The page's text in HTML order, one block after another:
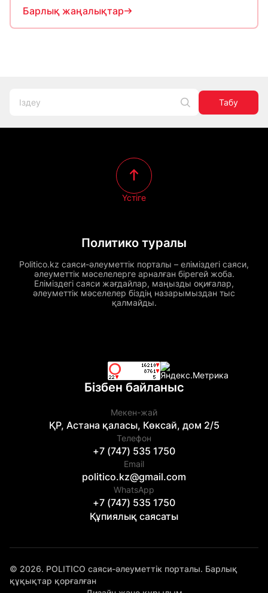
Барлық жаңалықтар
Табу
Политико туралы
Politico.kz саяси-әлеуметтік порталы – еліміздегі саяси,
әлеуметтік мәселелерге арналған бірегей жоба.
Еліміздегі саяси жағдайлар, маңызды оқиғалар,
әлеуметтік мәселелер біздің назарымыздан тыс
қалмайды.
Үстіге
Бізбен байланыс
Мекен-жай
ҚР, Астана қаласы, Көксай, дом 2/5
Телефон
+7 (747) 535 1750
Email
politico.kz@gmail.com
WhatsApp
+7 (747) 535 1750
Құпиялық саясаты
© 2026. POLITICO саяси-әлеуметтік порталы. Барлық
құқықтар қорғалған